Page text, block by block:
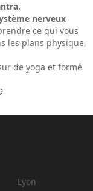
nerveux
ce qui vous
les plans physique,
de yoga et formé
Lyon